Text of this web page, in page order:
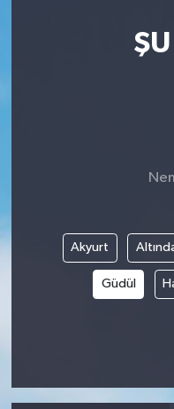
Akyurt
Güdül